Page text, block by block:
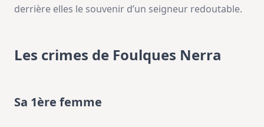
derrière elles le souvenir d’un seigneur redoutable.
Les crimes de Foulques Nerra
Sa 1ère femme